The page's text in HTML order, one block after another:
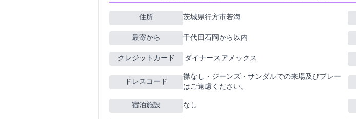
住所 茨城県行方市若海275
最寄ICから 千代田石岡から25km以内
クレジットカード JCB VISA MASTER ダイナース アメックス
ドレスコード
襟なし・ジーンズ・サンダルでの来場及びプレー
はご遠慮ください。
宿泊施設 なし